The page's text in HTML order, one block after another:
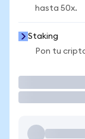
hasta 50x.
Staking
Pon tu